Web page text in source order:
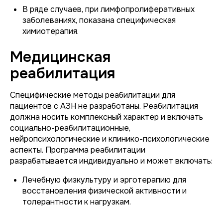
В ряде случаев, при лимфопролиферативных
заболеваниях, показана специфическая
химиотерапия.
Медицинская
реабилитация
Специфические методы реабилитации для
пациентов с АЗН не разработаны. Реабилитация
должна носить комплексный характер и включать
социально-реабилитационные,
нейропсихологические и клинико-психологические
аспекты. Программа реабилитации
разрабатывается индивидуально и может включать:
Лечебную физкультуру и эрготерапию для
восстановления физической активности и
толерантности к нагрузкам.